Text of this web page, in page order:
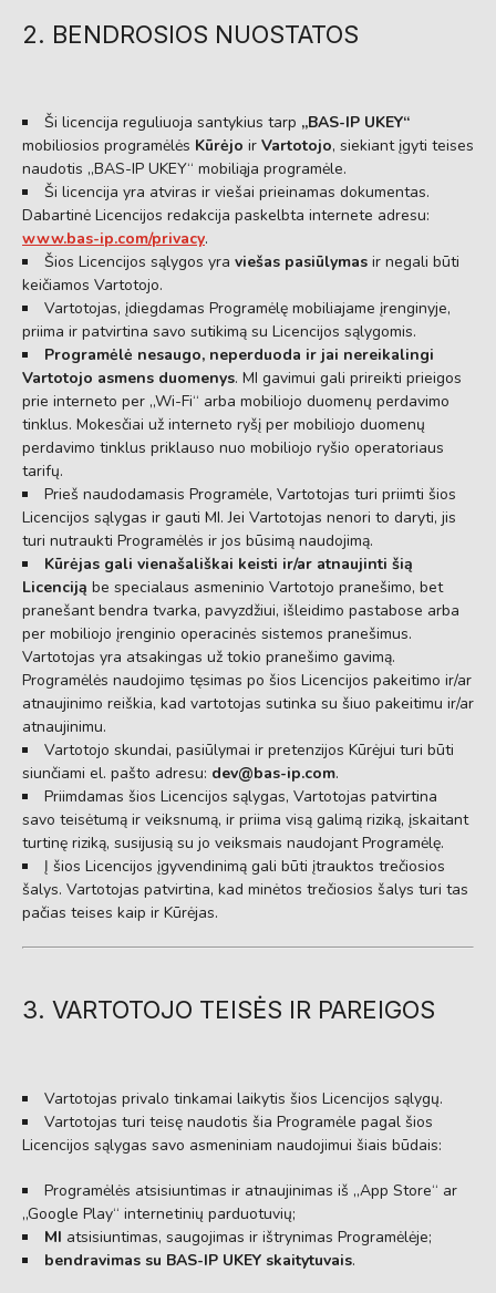
2. BENDROSIOS NUOSTATOS
Ši licencija reguliuoja santykius tarp „BAS-IP UKEY“
mobiliosios programėlės Kūrėjo ir Vartotojo, siekiant įgyti teises
naudotis „BAS-IP UKEY“ mobiliąja programėle.
Ši licencija yra atviras ir viešai prieinamas dokumentas.
Dabartinė Licencijos redakcija paskelbta internete adresu:
www.bas-ip.com/privacy.
Šios Licencijos sąlygos yra viešas pasiūlymas ir negali būti
keičiamos Vartotojo.
Vartotojas, įdiegdamas Programėlę mobiliajame įrenginyje,
priima ir patvirtina savo sutikimą su Licencijos sąlygomis.
Programėlė nesaugo, neperduoda ir jai nereikalingi
Vartotojo asmens duomenys. MI gavimui gali prireikti prieigos
prie interneto per „Wi-Fi“ arba mobiliojo duomenų perdavimo
tinklus. Mokesčiai už interneto ryšį per mobiliojo duomenų
perdavimo tinklus priklauso nuo mobiliojo ryšio operatoriaus
tarifų.
Prieš naudodamasis Programėle, Vartotojas turi priimti šios
Licencijos sąlygas ir gauti MI. Jei Vartotojas nenori to daryti, jis
turi nutraukti Programėlės ir jos būsimą naudojimą.
Kūrėjas gali vienašališkai keisti ir/ar atnaujinti šią
Licenciją be specialaus asmeninio Vartotojo pranešimo, bet
pranešant bendra tvarka, pavyzdžiui, išleidimo pastabose arba
per mobiliojo įrenginio operacinės sistemos pranešimus.
Vartotojas yra atsakingas už tokio pranešimo gavimą.
Programėlės naudojimo tęsimas po šios Licencijos pakeitimo ir/ar
atnaujinimo reiškia, kad vartotojas sutinka su šiuo pakeitimu ir/ar
atnaujinimu.
Vartotojo skundai, pasiūlymai ir pretenzijos Kūrėjui turi būti
siunčiami el. pašto adresu: dev@bas-ip.com.
Priimdamas šios Licencijos sąlygas, Vartotojas patvirtina
savo teisėtumą ir veiksnumą, ir priima visą galimą riziką, įskaitant
turtinę riziką, susijusią su jo veiksmais naudojant Programėlę.
Į šios Licencijos įgyvendinimą gali būti įtrauktos trečiosios
šalys. Vartotojas patvirtina, kad minėtos trečiosios šalys turi tas
pačias teises kaip ir Kūrėjas.
3. VARTOTOJO TEISĖS IR PAREIGOS
Vartotojas privalo tinkamai laikytis šios Licencijos sąlygų.
Vartotojas turi teisę naudotis šia Programėle pagal šios
Licencijos sąlygas savo asmeniniam naudojimui šiais būdais:
Programėlės atsisiuntimas ir atnaujinimas iš „App Store“ ar
„Google Play“ internetinių parduotuvių;
MI atsisiuntimas, saugojimas ir ištrynimas Programėlėje;
bendravimas su BAS-IP UKEY skaitytuvais.